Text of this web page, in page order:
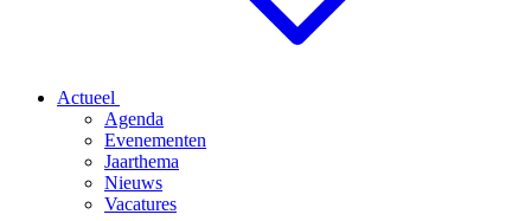
Actueel
Agenda
Evenementen
Jaarthema
Nieuws
Vacatures